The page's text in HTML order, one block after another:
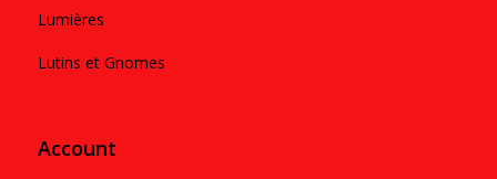
Lumières
Lutins et Gnomes
Account